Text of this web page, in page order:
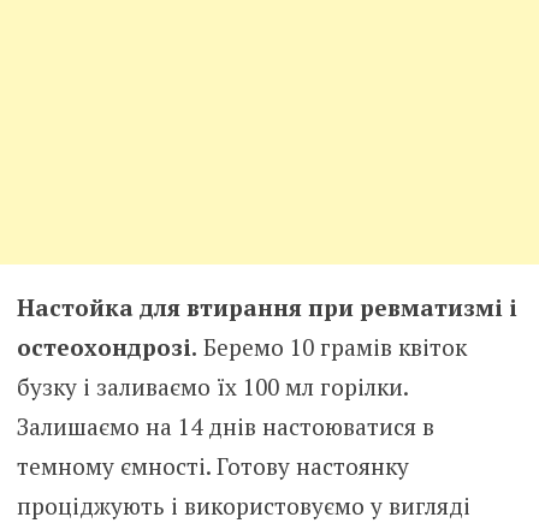
Настойка для втирання при ревматизмі і
остеохондрозі. Беремо 10 грамів квіток
бузку і заливаємо їх 100 мл горілки.
Залишаємо на 14 днів настоюватися в
темному ємності. Готову настоянку
проціджують і використовуємо у вигляді